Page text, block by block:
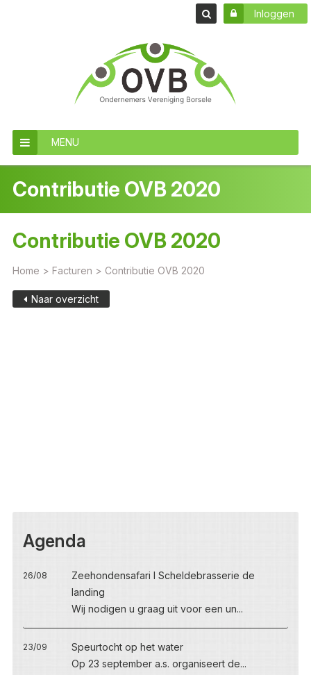
Inloggen
MENU
Contributie OVB 2020
Contributie OVB 2020
Home > Facturen > Contributie OVB 2020
Naar overzicht
Agenda
26/08
Zeehondensafari I Scheldebrasserie de
landing
Wij nodigen u graag uit voor een un...
23/09
Speurtocht op het water
Op 23 september a.s. organiseert de...